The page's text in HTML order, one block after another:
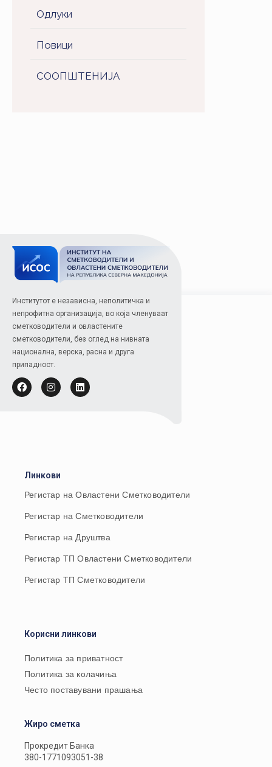
Одлуки
Повици
СООПШТЕНИJA
Институтот е независна, неполитичка и
непрофитна организација, во која членуваат
сметководители и овластените
сметководители, без оглед на нивната
национална, верска, расна и друга
припадност.
Линкови
Регистар на Овластени Сметководители
Регистар на Сметководители
Регистар на Друштва
Регистар ТП Овластени Сметководители
Регистар ТП Сметководители
Корисни линкови
Политика за приватност
Политика за колачиња
Често поставувани прашања
Жиро сметка
Прокредит Банка
380-1771093051-38